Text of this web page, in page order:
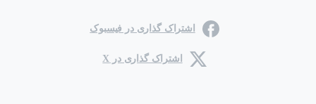
اشتراک گذاری در فیسبوک
اشتراک گذاری در X